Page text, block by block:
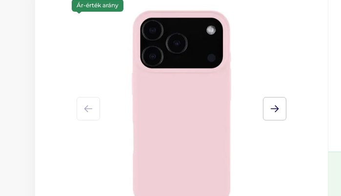
Ár-érték arány